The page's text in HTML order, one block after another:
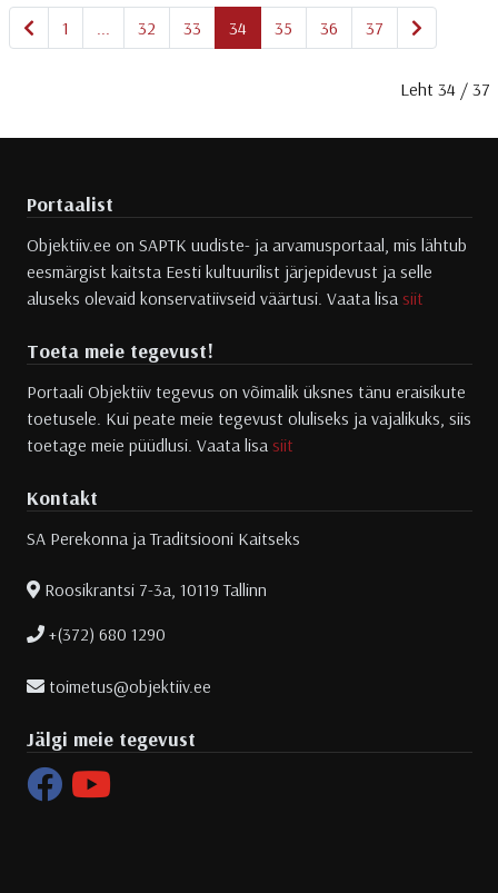
Eelmine
1 ... 32 33 34 35 36 37 Järgmine
Leht 34 / 37
Portaalist
Objektiiv.ee on SAPTK uudiste- ja arvamusportaal, mis lähtub
eesmärgist kaitsta Eesti kultuurilist järjepidevust ja selle
aluseks olevaid konservatiivseid väärtusi. Vaata lisa siit
Toeta meie tegevust!
Portaali Objektiiv tegevus on võimalik üksnes tänu eraisikute
toetusele. Kui peate meie tegevust oluliseks ja vajalikuks, siis
toetage meie püüdlusi. Vaata lisa siit
Kontakt
SA Perekonna ja Traditsiooni Kaitseks
Roosikrantsi 7-3a, 10119 Tallinn
+(372) 680 1290
toimetus@objektiiv.ee
Jälgi meie tegevust